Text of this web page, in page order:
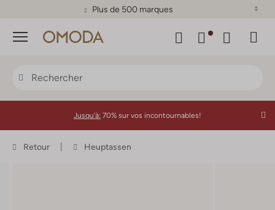
Plus de 500 marques
Menu
Jusqu'à: 70% sur vos incontournables!
Retour Heuptassen